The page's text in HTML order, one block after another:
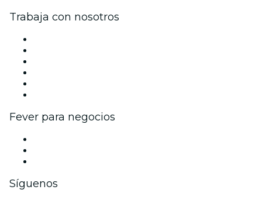
Trabaja con nosotros
Fever para negocios
Síguenos